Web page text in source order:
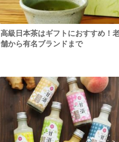
高級日本茶はギフトにおすすめ！
舗から有名ブランドまで